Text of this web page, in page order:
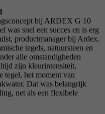
bij ARDEX G 10
was snel een succes en is erg
productmanager bij Ardex.
tegels, natuursteen en
alle omstandigheden
zijn kleurintensiteit,
tegel, het moment van
Dat was belangrijk
net als een flexibele